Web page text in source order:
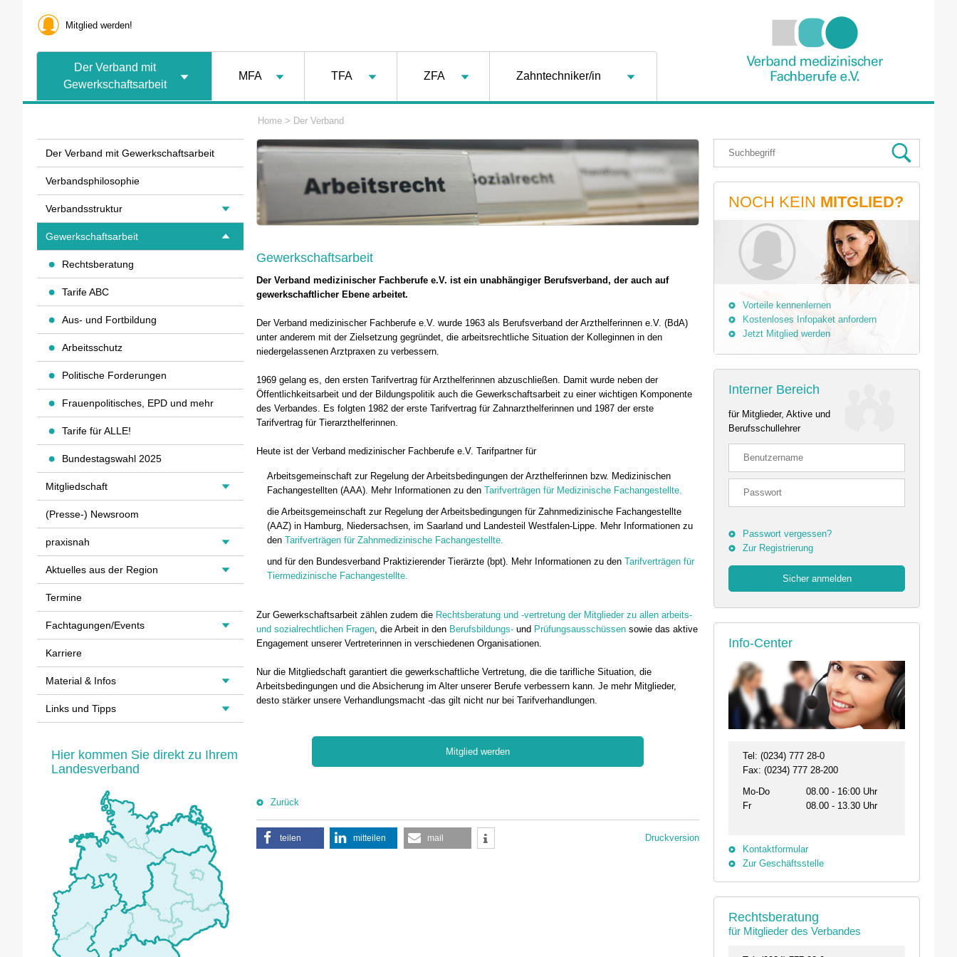
Mitglied werden!
Der Verband mit
Gewerkschaftsarbeit
MFA TFA ZFA Zahntechniker/in
Home > Der Verband
Gewerkschaftsarbeit
Der Verband medizinischer Fachberufe e.V. ist ein unabhängiger Berufsverband, der auch auf
gewerkschaftlicher Ebene arbeitet.
Der Verband medizinischer Fachberufe e.V. wurde 1963 als Berufsverband der Arzthelferinnen e.V. (BdA)
unter anderem mit der Zielsetzung gegründet, die arbeitsrechtliche Situation der Kolleginnen in den
niedergelassenen Arztpraxen zu verbessern.
1969 gelang es, den ersten Tarifvertrag für Arzthelferinnen abzuschließen. Damit wurde neben der
Öffentlichkeitsarbeit und der Bildungspolitik auch die Gewerkschaftsarbeit zu einer wichtigen Komponente
des Verbandes. Es folgten 1982 der erste Tarifvertrag für Zahnarzthelferinnen und 1987 der erste
Tarifvertrag für Tierarzthelferinnen.
Heute ist der Verband medizinischer Fachberufe e.V. Tarifpartner für
Arbeitsgemeinschaft zur Regelung der Arbeitsbedingungen der Arzthelferinnen bzw. Medizinischen
Fachangestellten (AAA). Mehr Informationen zu den Tarifverträgen für Medizinische Fachangestellte.
die Arbeitsgemeinschaft zur Regelung der Arbeitsbedingungen für Zahnmedizinische Fachangestellte
(AAZ) in Hamburg, Niedersachsen, im Saarland und Landesteil Westfalen-Lippe. Mehr Informationen zu
den Tarifverträgen für Zahnmedizinische Fachangestellte.
und für den Bundesverband Praktizierender Tierärzte (bpt). Mehr Informationen zu den Tarifverträgen für
Tiermedizinische Fachangestellte.
Zur Gewerkschaftsarbeit zählen zudem die Rechtsberatung und -vertretung der Mitglieder zu allen arbeits-
und sozialrechtlichen Fragen , die Arbeit in den Berufsbildungs- und Prüfungsausschüssen sowie das aktive
Engagement unserer Vertreterinnen in verschiedenen Organisationen.
Nur die Mitgliedschaft garantiert die gewerkschaftliche Vertretung, die die tarifliche Situation, die
Arbeitsbedingungen und die Absicherung im Alter unserer Berufe verbessern kann. Je mehr Mitglieder,
desto stärker unsere Verhandlungsmacht -das gilt nicht nur bei Tarifverhandlungen.
Mitglied werden
Zurück
teilen mitteilen mail Druckversion
NOCH KEIN MITGLIED?
Vorteile kennenlernen
Kostenloses Infopaket anfordern
Jetzt Mitglied werden
Interner Bereich
für Mitglieder, Aktive und
Berufsschullehrer
Passwort vergessen?
Zur Registrierung
Info-Center
Tel: (0234) 777 28-0
Fax: (0234) 777 28-200
Mo-Do
08.00 - 16:00 Uhr
Fr
08.00 - 13.30 Uhr
Kontaktformular
Zur Geschäftsstelle
Rechtsberatung
für Mitglieder des Verbandes
Der Verband mit Gewerkschaftsarbeit
Verbandsphilosophie
Verbandsstruktur
Gewerkschaftsarbeit
Rechtsberatung
Tarife ABC
Aus- und Fortbildung
Arbeitsschutz
Politische Forderungen
Frauenpolitisches, EPD und mehr
Tarife für ALLE!
Bundestagswahl 2025
Mitgliedschaft
(Presse-) Newsroom
praxisnah
Aktuelles aus der Region
Termine
Fachtagungen/Events
Karriere
Material & Infos
Links und Tipps
Hier kommen Sie direkt zu Ihrem
Landesverband